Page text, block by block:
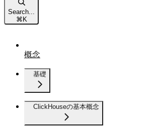
Search...
⌘ K
概念
基礎
ClickHouseの基本概念